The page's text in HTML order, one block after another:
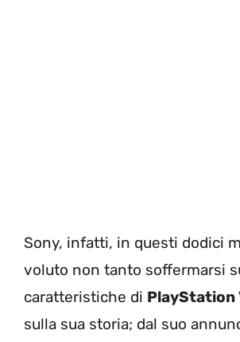
Sony, infatti, in questi dodici
voluto non tanto soffermarsi
caratteristiche di PlayStation
sulla sua storia; dal suo